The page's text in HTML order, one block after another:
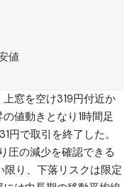
値
窓を空け319円付近か
値動きとなり1時間足
円で取引を終了した。
圧の減少を確認できる
限り、下落リスクは限定